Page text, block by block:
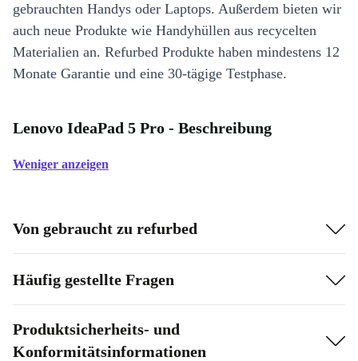
gebrauchten Handys oder Laptops. Außerdem bieten wir
auch neue Produkte wie Handyhüllen aus recycelten
Materialien an. Refurbed Produkte haben mindestens 12
Monate Garantie und eine 30-tägige Testphase.
Lenovo IdeaPad 5 Pro - Beschreibung
Weniger anzeigen
Von gebraucht zu refurbed
Häufig gestellte Fragen
Produktsicherheits- und
Konformitätsinformationen